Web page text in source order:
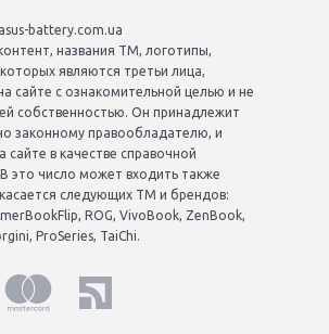
battery.com.ua
названия ТМ, логотипы,
являются третьи лица,
сайте с ознакомительной целью и не
собственностью. Он принадлежит
законному правообладателю, и
сайте в качестве справочной
это число может входить также
следующих ТМ и брендов:
ROG, VivoBook, ZenBook,
ProSeries, TaiChi.